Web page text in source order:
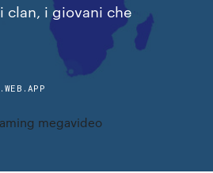
clan, i giovani che
megavideo